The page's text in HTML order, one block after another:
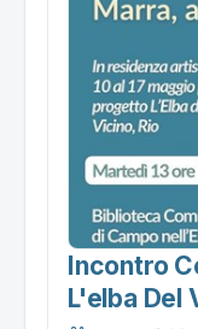
Incontro
L'elba Del